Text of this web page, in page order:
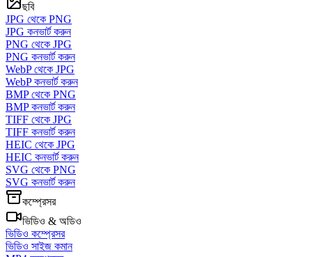
ছবি
JPG থেকে PNG
JPG কনভার্ট করুন
PNG থেকে JPG
PNG কনভার্ট করুন
WebP থেকে JPG
WebP কনভার্ট করুন
BMP থেকে PNG
BMP কনভার্ট করুন
TIFF থেকে JPG
TIFF কনভার্ট করুন
HEIC থেকে JPG
HEIC কনভার্ট করুন
SVG থেকে PNG
SVG কনভার্ট করুন
কম্প্রেসর
ভিডিও & অডিও
ভিডিও কম্প্রেসর
ভিডিও সাইজ কমান